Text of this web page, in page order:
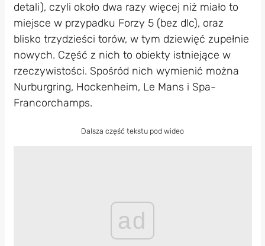
detali), czyli około dwa razy więcej niż miało to
miejsce w przypadku Forzy 5 (bez dlc), oraz
blisko trzydzieści torów, w tym dziewięć zupełnie
nowych. Część z nich to obiekty istniejące w
rzeczywistości. Spośród nich wymienić można
Nurburgring, Hockenheim, Le Mans i Spa-
Francorchamps.
Dalsza część tekstu pod wideo
ad